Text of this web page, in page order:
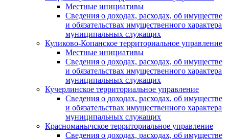
Местные инициативы
Сведения о доходах, расходах, об имуществе
и обязательствах имущественного характера
муниципальных служащих
Куликово-Копанское территориальное управление
Местные инициативы
Сведения о доходах, расходах, об имуществе
и обязательствах имущественного характера
муниципальных служащих
Кучерлинское территориальное управление
Сведения о доходах, расходах, об имуществе
и обязательствах имущественного характера
муниципальных служащих
Красноманычское территориальное управление
Сведения о доходах, расходах, об имуществе